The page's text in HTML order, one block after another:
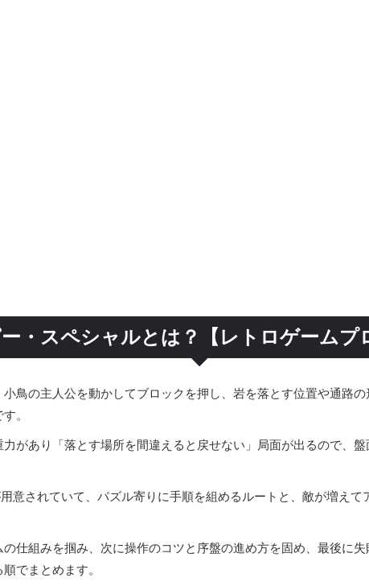
・スペシャルとは？【レトロゲームプ
小鳥の主人公を動かしてブロックを押し、岩を落とす位置や通路
。
があり「落とす場所を間違えると戻せない」局面が出るので、
意されていて、パズル寄りに手順を組めるルートと、敵が増え
仕組みを掴み、次に操作のコツと序盤の進め方を固め、最後に
でまとめます。